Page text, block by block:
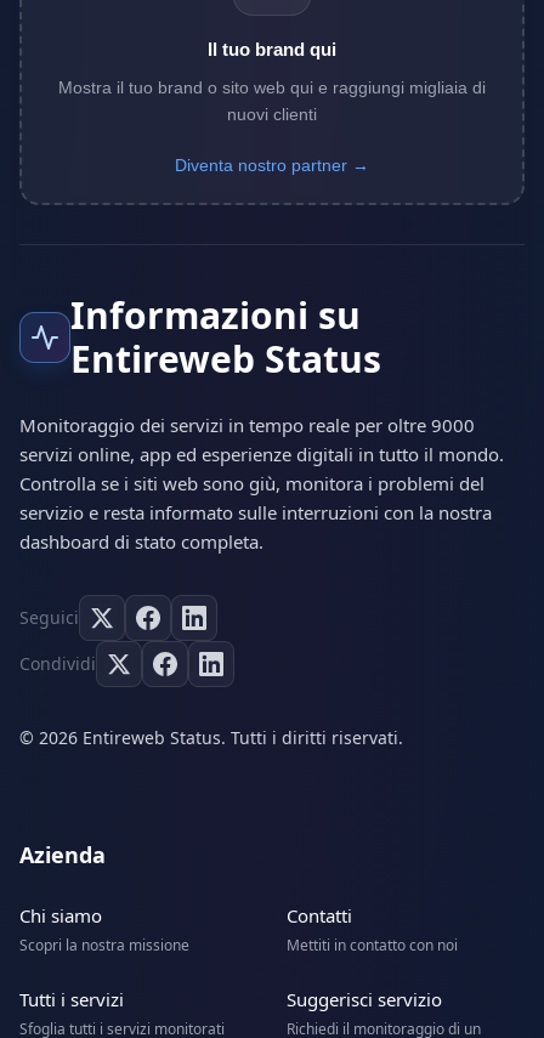
Il tuo brand qui
Mostra il tuo brand o sito web qui e raggiungi migliaia di
nuovi clienti
Diventa nostro partner →
Informazioni su
Entireweb Status
Monitoraggio dei servizi in tempo reale per oltre 9000
servizi online, app ed esperienze digitali in tutto il mondo.
Controlla se i siti web sono giù, monitora i problemi del
servizio e resta informato sulle interruzioni con la nostra
dashboard di stato completa.
Seguici
Condividi
© 2026 Entireweb Status. Tutti i diritti riservati.
Azienda
Chi siamo
Scopri la nostra missione
Contatti
Mettiti in contatto con noi
Tutti i servizi
Sfoglia tutti i servizi monitorati
Suggerisci servizio
Richiedi il monitoraggio di un